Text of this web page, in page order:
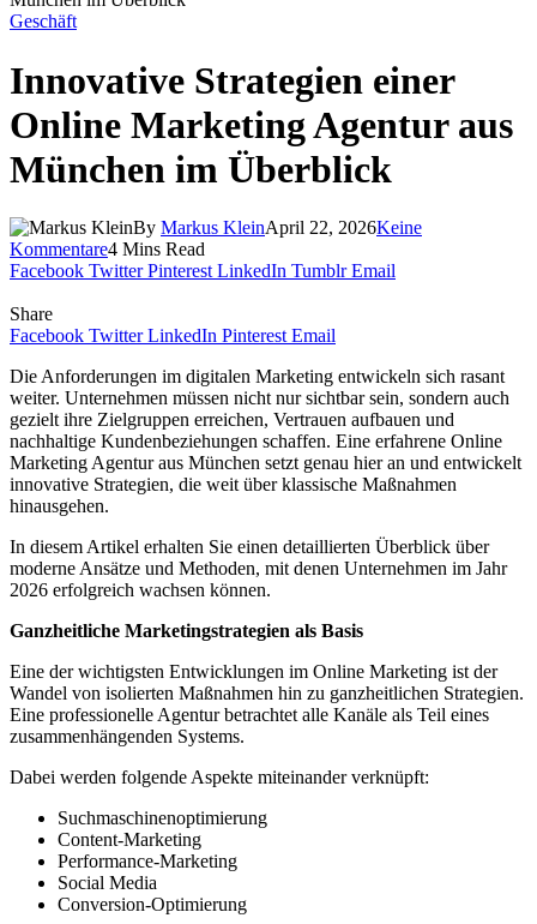
Geschäft
Innovative Strategien einer
Online Marketing Agentur aus
München im Überblick
By Markus KleinApril 22, 2026Keine
Kommentare4 Mins Read
Facebook Twitter Pinterest LinkedIn Tumblr Email
Share
Facebook Twitter LinkedIn Pinterest Email
Die Anforderungen im digitalen Marketing entwickeln sich rasant
weiter. Unternehmen müssen nicht nur sichtbar sein, sondern auch
gezielt ihre Zielgruppen erreichen, Vertrauen aufbauen und
nachhaltige Kundenbeziehungen schaffen. Eine erfahrene Online
Marketing Agentur aus München setzt genau hier an und entwickelt
innovative Strategien, die weit über klassische Maßnahmen
hinausgehen.
In diesem Artikel erhalten Sie einen detaillierten Überblick über
moderne Ansätze und Methoden, mit denen Unternehmen im Jahr
2026 erfolgreich wachsen können.
Ganzheitliche Marketingstrategien als Basis
Eine der wichtigsten Entwicklungen im Online Marketing ist der
Wandel von isolierten Maßnahmen hin zu ganzheitlichen Strategien.
Eine professionelle Agentur betrachtet alle Kanäle als Teil eines
zusammenhängenden Systems.
Dabei werden folgende Aspekte miteinander verknüpft:
Suchmaschinenoptimierung
Content-Marketing
Performance-Marketing
Social Media
Conversion-Optimierung